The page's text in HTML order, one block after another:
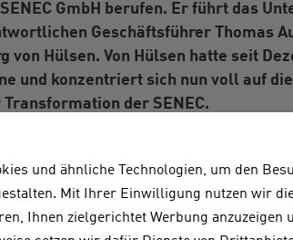
und ähnliche Technologien, um den
Mit Ihrer Einwilligung nutzen wir
Ihnen zielgerichtet Werbung anzuzeigen
SENECGmbH berufen. Er führt das
Geschäftsführer Thomas
von Hülsen. Von Hülsen hatte seit
und konzentriert sich nun voll auf
Transformation der SENEC.
in der Batterie- und
der VARTA AG prägte er die
deren Vermarktung. Sein Fokus
der Weiterentwicklung der